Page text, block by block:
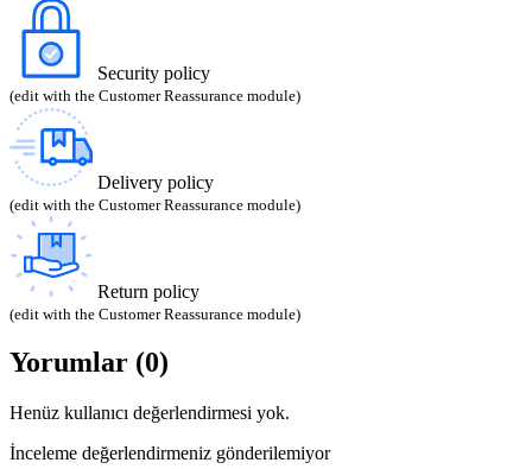
Security policy
(edit with the Customer Reassurance module)
Delivery policy
(edit with the Customer Reassurance module)
Return policy
(edit with the Customer Reassurance module)
Yorumlar (0)
Henüz kullanıcı değerlendirmesi yok.
İnceleme değerlendirmeniz gönderilemiyor